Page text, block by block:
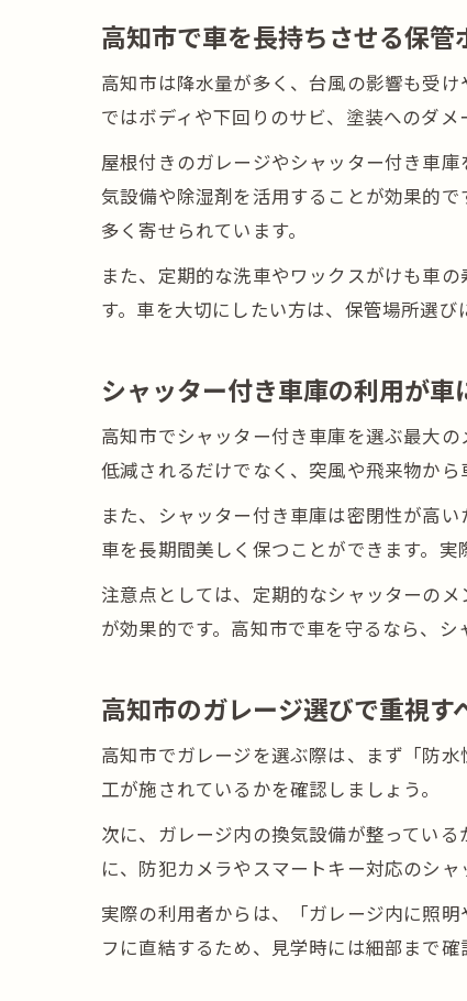
高知市で車を長持ちさせる保管
高知市は降水量が多く、台風の影響も受
ではボディや下回りのサビ、塗装へのダメ
屋根付きのガレージやシャッター付き車
気設備や除湿剤を活用することが効果的
多く寄せられています。
また、定期的な洗車やワックスがけも車
す。車を大切にしたい方は、保管場所選
シャッター付き車庫の利用が車
高知市でシャッター付き車庫を選ぶ最大
低減されるだけでなく、突風や飛来物から
また、シャッター付き車庫は密閉性が高
車を長期間美しく保つことができます。
注意点としては、定期的なシャッターの
が効果的です。高知市で車を守るなら、シ
高知市のガレージ選びで重視す
高知市でガレージを選ぶ際は、まず「防
工が施されているかを確認しましょう。
次に、ガレージ内の換気設備が整ってい
に、防犯カメラやスマートキー対応のシ
実際の利用者からは、「ガレージ内に照
フに直結するため、見学時には細部まで確